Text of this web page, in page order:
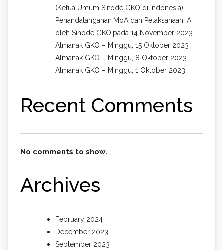
(Ketua Umum Sinode GKO di Indonesia)
Penandatanganan MoA dan Pelaksanaan IA
oleh Sinode GKO pada 14 November 2023
Almanak GKO – Minggu, 15 Oktober 2023
Almanak GKO – Minggu, 8 Oktober 2023
Almanak GKO – Minggu, 1 Oktober 2023
Recent Comments
No comments to show.
Archives
February 2024
December 2023
September 2023